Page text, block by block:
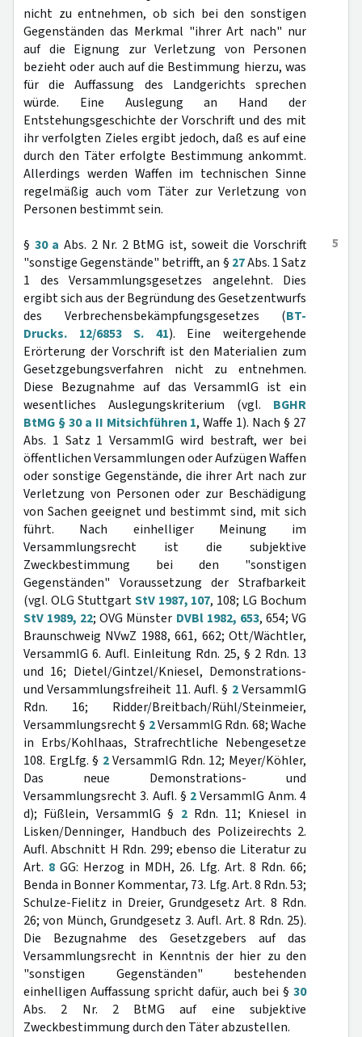
nicht zu entnehmen, ob sich bei den sonstigen
Gegenständen das Merkmal "ihrer Art nach" nur
auf die Eignung zur Verletzung von Personen
bezieht oder auch auf die Bestimmung hierzu, was
für die Auffassung des Landgerichts sprechen
würde. Eine Auslegung an Hand der
Entstehungsgeschichte der Vorschrift und des mit
ihr verfolgten Zieles ergibt jedoch, daß es auf eine
durch den Täter erfolgte Bestimmung ankommt.
Allerdings werden Waffen im technischen Sinne
regelmäßig auch vom Täter zur Verletzung von
Personen bestimmt sein.
5
§ 30 a Abs. 2 Nr. 2 BtMG ist, soweit die Vorschrift
"sonstige Gegenstände" betrifft, an § 27Abs. 1 Satz
1 des Versammlungsgesetzes angelehnt. Dies
ergibt sich aus der Begründung des Gesetzentwurfs
des Verbrechensbekämpfungsgesetzes (BT-
Drucks. 12/6853 S. 41). Eine weitergehende
Erörterung der Vorschrift ist den Materialien zum
Gesetzgebungsverfahren nicht zu entnehmen.
Diese Bezugnahme auf das VersammlG ist ein
wesentliches Auslegungskriterium (vgl. BGHR
BtMG § 30 a II Mitsichführen 1, Waffe 1). Nach § 27
Abs. 1 Satz 1 VersammlG wird bestraft, wer bei
öffentlichen Versammlungen oder Aufzügen Waffen
oder sonstige Gegenstände, die ihrer Art nach zur
Verletzung von Personen oder zur Beschädigung
von Sachen geeignet und bestimmt sind, mit sich
führt. Nach einhelliger Meinung im
Versammlungsrecht ist die subjektive
Zweckbestimmung bei den "sonstigen
Gegenständen" Voraussetzung der Strafbarkeit
(vgl. OLG StuttgartStV 1987, 107, 108; LG Bochum
StV 1989, 22; OVG Münster DVBl 1982, 653, 654; VG
Braunschweig NVwZ 1988, 661, 662; Ott/Wächtler,
VersammlG 6. Aufl. Einleitung Rdn. 25, § 2 Rdn. 13
und 16; Dietel/Gintzel/Kniesel, Demonstrations-
und Versammlungsfreiheit 11. Aufl. § 2VersammlG
Rdn. 16; Ridder/Breitbach/Rühl/Steinmeier,
Versammlungsrecht § 2VersammlG Rdn. 68; Wache
in Erbs/Kohlhaas, Strafrechtliche Nebengesetze
108. ErgLfg. § 2VersammlG Rdn. 12; Meyer/Köhler,
Das neue Demonstrations- und
Versammlungsrecht 3. Aufl. § 2VersammlG Anm. 4
d); Füßlein, VersammlG § 2Rdn. 11; Kniesel in
Lisken/Denninger, Handbuch des Polizeirechts 2.
Aufl. Abschnitt H Rdn. 299; ebenso die Literatur zu
Art. 8 GG: Herzog in MDH, 26. Lfg. Art. 8 Rdn. 66;
Benda in Bonner Kommentar, 73. Lfg. Art. 8 Rdn. 53;
Schulze-Fielitz in Dreier, Grundgesetz Art. 8 Rdn.
26; von Münch, Grundgesetz 3. Aufl. Art. 8 Rdn. 25).
Die Bezugnahme des Gesetzgebers auf das
Versammlungsrecht in Kenntnis der hier zu den
"sonstigen Gegenständen" bestehenden
einhelligen Auffassung spricht dafür, auch bei § 30
Abs. 2 Nr. 2 BtMG auf eine subjektive
Zweckbestimmung durch den Täter abzustellen.